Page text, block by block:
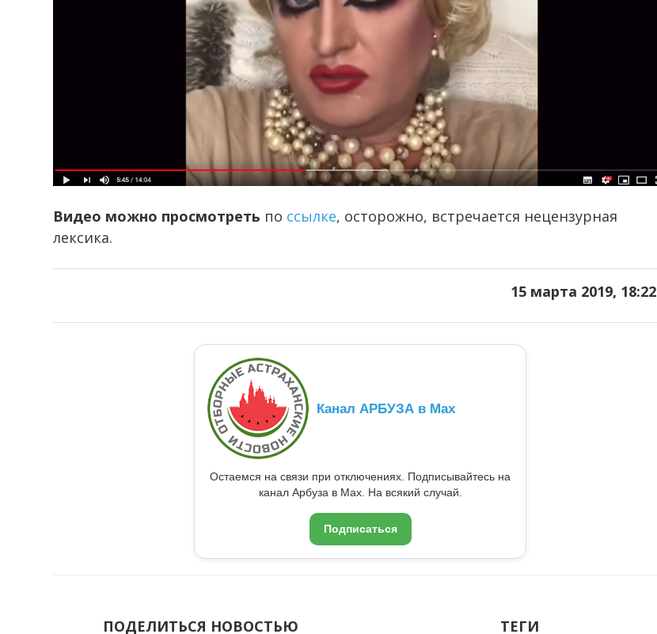
Видео можно просмотреть по ссылке, осторожно, встречается нецензурная
лексика.
15 марта 2019, 18:22
Канал АРБУЗА в Max
Остаемся на связи при отключениях. Подписывайтесь на
канал Арбуза в Max. На всякий случай.
Подписаться
ПОДЕЛИТЬСЯ НОВОСТЬЮ ТЕГИ